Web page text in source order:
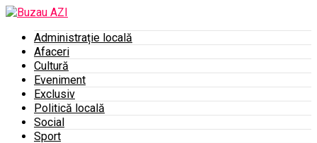
Administrație locală
Afaceri
Cultură
Eveniment
Exclusiv
Politică locală
Social
Sport